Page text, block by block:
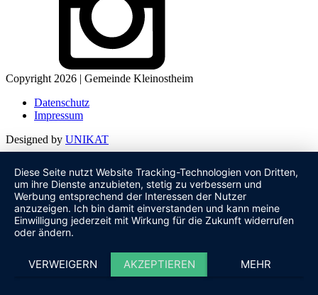
Copyright 2026 | Gemeinde Kleinostheim
Datenschutz
Impressum
Designed by UNIKAT
Diese Seite nutzt Website Tracking-Technologien von Dritten,
um ihre Dienste anzubieten, stetig zu verbessern und
Werbung entsprechend der Interessen der Nutzer
anzuzeigen. Ich bin damit einverstanden und kann meine
Einwilligung jederzeit mit Wirkung für die Zukunft widerrufen
oder ändern.
VERWEIGERN AKZEPTIEREN MEHR